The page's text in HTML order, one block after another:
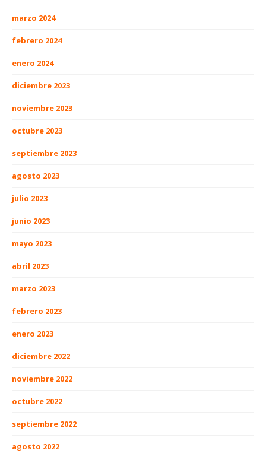
marzo 2024
febrero 2024
enero 2024
diciembre 2023
noviembre 2023
octubre 2023
septiembre 2023
agosto 2023
julio 2023
junio 2023
mayo 2023
abril 2023
marzo 2023
febrero 2023
enero 2023
diciembre 2022
noviembre 2022
octubre 2022
septiembre 2022
agosto 2022